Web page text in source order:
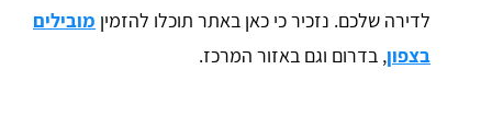
לדירה שלכם. נזכיר כי כאן באתר תוכלו להזמין מובילים
בצפון, בדרום וגם באזור המרכז.